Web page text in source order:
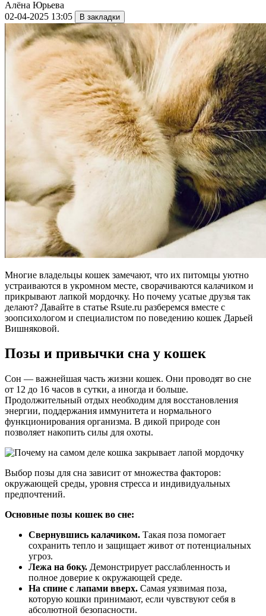
Алёна Юрьева
02-04-2025 13:05
Многие владельцы кошек замечают, что их питомцы уютно
устраиваются в укромном месте, сворачиваются калачиком и
прикрывают лапкой мордочку. Но почему усатые друзья так
делают? Давайте в статье Rsute.ru разберемся вместе с
зоопсихологом и специалистом по поведению кошек Дарьей
Вишняковой.
Позы и привычки сна у кошек
Сон — важнейшая часть жизни кошек. Они проводят во сне
от 12 до 16 часов в сутки, а иногда и больше.
Продолжительный отдых необходим для восстановления
энергии, поддержания иммунитета и нормального
функционирования организма. В дикой природе сон
позволяет накопить силы для охоты.
Выбор позы для сна зависит от множества факторов:
окружающей среды, уровня стресса и индивидуальных
предпочтений.
Основные позы кошек во сне:
Свернувшись калачиком. Такая поза помогает
сохранить тепло и защищает живот от потенциальных
угроз.
Лежа на боку. Демонстрирует расслабленность и
полное доверие к окружающей среде.
На спине с лапами вверх. Самая уязвимая поза,
которую кошки принимают, если чувствуют себя в
абсолютной безопасности.